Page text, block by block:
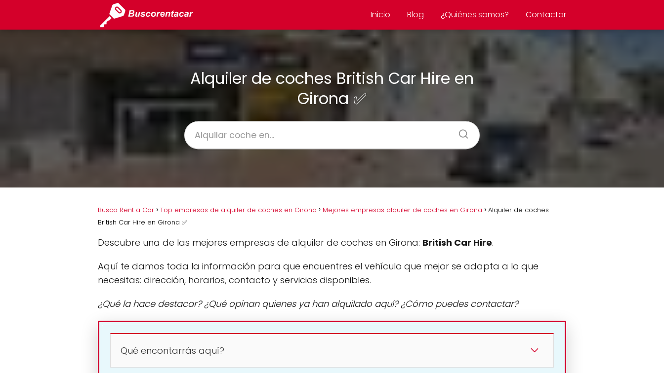
Inicio Blog ¿Quiénes somos? Contactar
Alquiler de coches British Car Hire en
Girona ✅
Busco Rent a Car Top empresas de alquiler de coches en Girona Mejores empresas alquiler de coches en Girona
Alquiler de coches
British Car Hire en Girona ✅
Descubre una de las mejores empresas de alquiler de coches en Girona: British Car Hire.
Aquí te damos toda la información para que encuentres el vehículo que mejor se adapta a lo que
necesitas: dirección, horarios, contacto y servicios disponibles.
¿Qué la hace destacar? ¿Qué opinan quienes ya han alquilado aquí? ¿Cómo puedes contactar?
Qué encontarrás aquí?